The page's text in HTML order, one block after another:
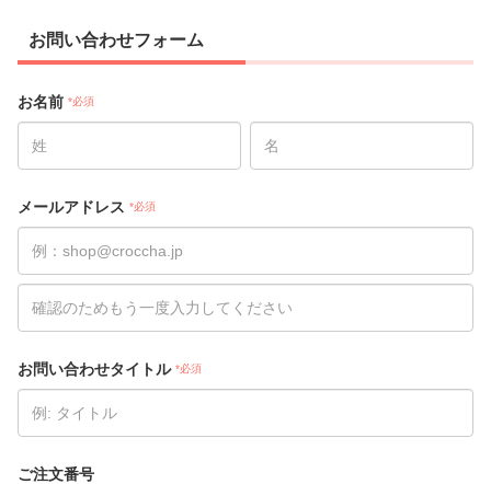
お問い合わせフォーム
お名前 *必須
メールアドレス *必須
お問い合わせタイトル *必須
ご注文番号